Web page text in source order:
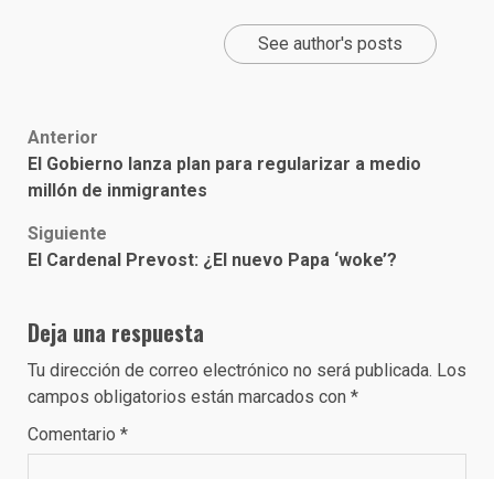
See author's posts
Post
navigation
Anterior
El Gobierno lanza plan para regularizar a medio
millón de inmigrantes
Siguiente
El Cardenal Prevost: ¿El nuevo Papa ‘woke’?
Deja una respuesta
Tu dirección de correo electrónico no será publicada. Los
campos obligatorios están marcados con *
Comentario *